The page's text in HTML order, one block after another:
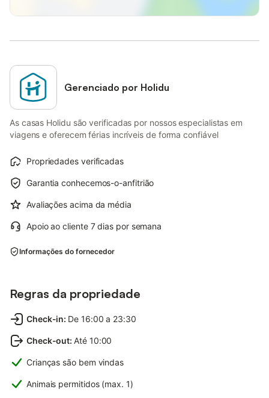
Gerenciado por Holidu
As casas Holidu são verificadas por nossos especialistas em
viagens e oferecem férias incríveis de forma confiável
Propriedades verificadas
Garantia conhecemos-o-anfitrião
Avaliações acima da média
Apoio ao cliente 7 dias por semana
Informações do fornecedor
Regras da propriedade
Check-in: De 16:00 a 23:30
Check-out: Até 10:00
Crianças são bem vindas
Animais permitidos (max. 1)